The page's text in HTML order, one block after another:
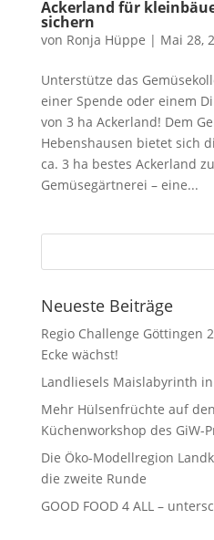
Ackerland für
sichern
von Ronja Hüppe | Mai 28,
Unterstütze das
einer Spende oder einem
von 3 ha Ackerland! Dem
Hebenshausen bietet sich
ca. 3 ha bestes Ackerland
Gemüsegärtnerei – eine...
Neueste Beiträge
Regio Challenge Göttingen
Ecke wächst!
Landliesels Maislabyrinth
Mehr Hülsenfrüchte auf
Küchenworkshop des GiW-
Die Öko-Modellregion
die zweite Runde
GOOD FOOD 4 ALL –